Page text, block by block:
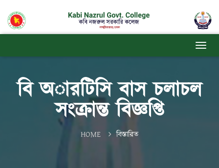
বি অারটিসি বাস চলাচল
সংক্রান্ত বিজ্ঞপ্তি
HOME বিস্তারিত